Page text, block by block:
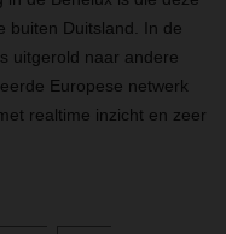
buiten Duitsland. In de
uitgerold naar andere
Europese netwerk
realtime inzicht en zeer